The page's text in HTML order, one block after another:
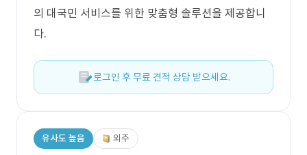
의 대국민 서비스를 위한 맞춤형 솔루션을 제공합니
다.
로그인 후 무료 견적 상담 받으세요.
유사도 높음 외주